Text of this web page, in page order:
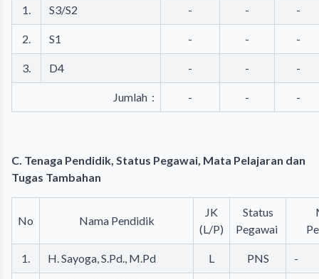
1. S3/S2 - - -
2. S1 - - -
3. D4 - - -
Jumlah : - - -
C. Tenaga Pendidik, Status Pegawai, Mata Pelajaran dan
Tugas Tambahan
No Nama Pendidik
JK
(L/P)
Status
Pegawai
1. H. Sayoga, S.Pd., M.Pd L PNS -